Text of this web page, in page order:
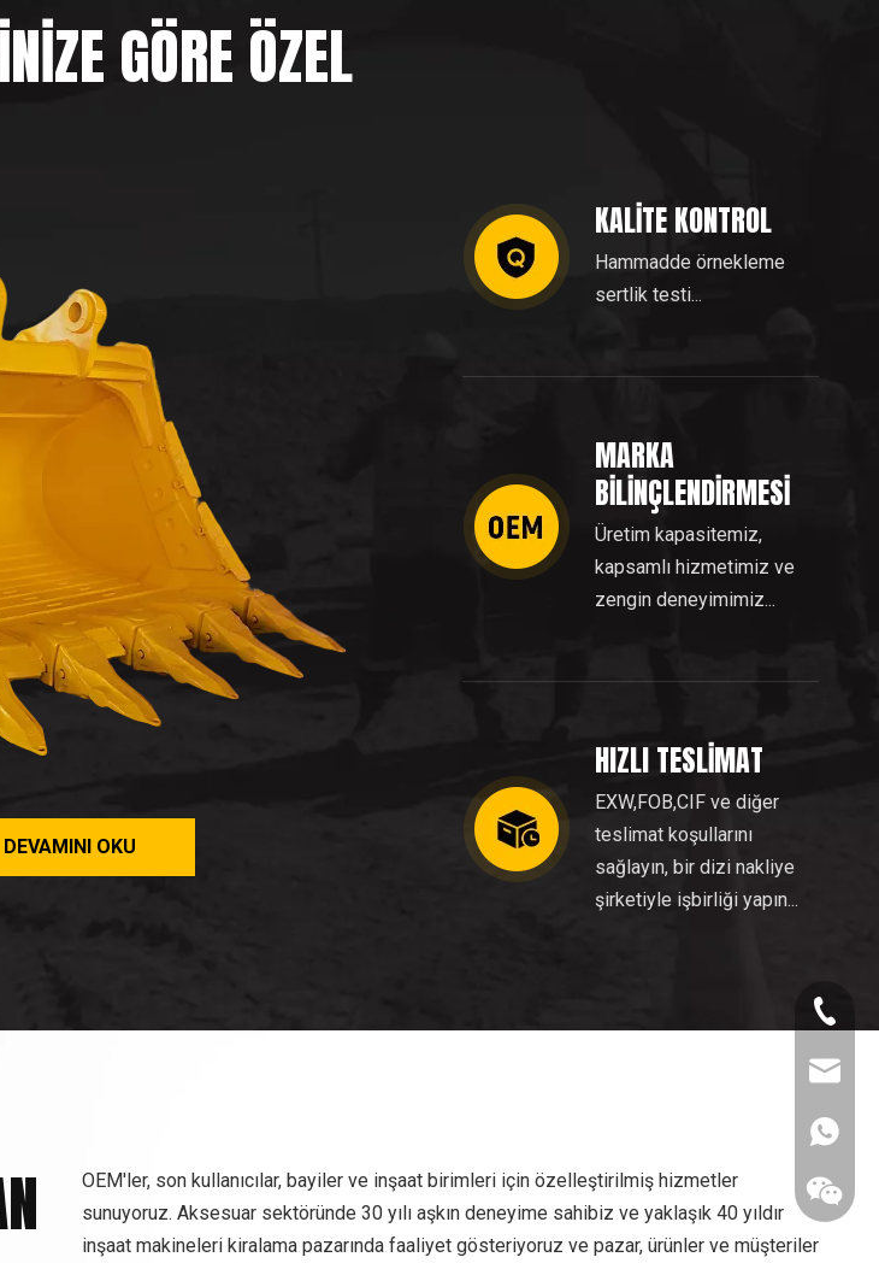
GÖRE ÖZEL
DEVAMINI OKU
KALİTE KONTROL
Hammadde örnekleme
sertlik testi...
MARKA
BİLİNÇLENDİRMESİ
Üretim kapasitemiz,
kapsamlı hizmetimiz ve
zengin deneyimimiz...
HIZLI TESLİMAT
EXW,FOB,CIF ve diğer
teslimat koşullarını
sağlayın, bir dizi nakliye
şirketiyle işbirliği yapın...
OEM'ler, son kullanıcılar, bayiler ve inşaat birimleri için özelleştirilmiş hizmetler
sunuyoruz. Aksesuar sektöründe 30 yılı aşkın deneyime sahibiz ve yaklaşık 40 yıldır
inşaat makineleri kiralama pazarında faaliyet gösteriyoruz ve pazar, ürünler ve müşteriler
+86-
+86